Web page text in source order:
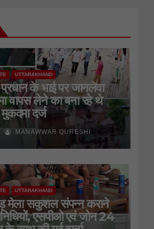
UTTARAKHAND
प्रधान के भाई पर जानलेवा
वापस लेने का बना रहे थे
दर्ज
MANAWWAR QURESHI
UTTARAKHAND
मेला सकुशल संपन्न कराने
एसपीओ एवं जोन 24